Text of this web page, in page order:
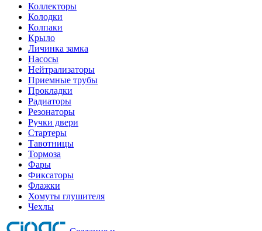
Коллекторы
Колодки
Колпаки
Крыло
Личинка замка
Насосы
Нейтрализаторы
Приемные трубы
Прокладки
Радиаторы
Резонаторы
Ручки двери
Стартеры
Тавотницы
Тормоза
Фары
Фиксаторы
Флажки
Хомуты глушителя
Чехлы